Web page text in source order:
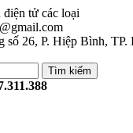
điện tử các loại
26, P. Hiệp Bình, TP.
Tìm kiếm